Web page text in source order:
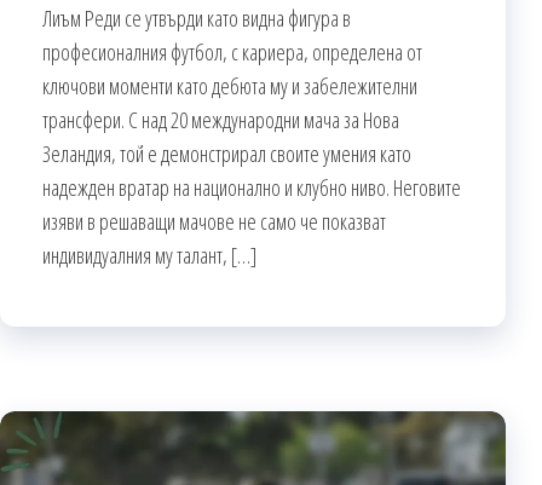
Лиъм Реди се утвърди като видна фигура в
професионалния футбол, с кариера, определена от
ключови моменти като дебюта му и забележителни
трансфери. С над 20 международни мача за Нова
Зеландия, той е демонстрирал своите умения като
надежден вратар на национално и клубно ниво. Неговите
изяви в решаващи мачове не само че показват
индивидуалния му талант, […]